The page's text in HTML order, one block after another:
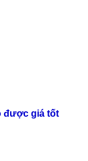
được giá tốt